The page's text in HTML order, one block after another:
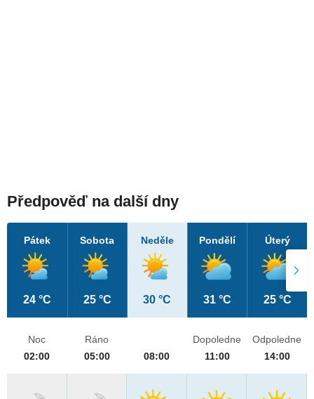
Předpověď na další dny
Pátek
24 °C
Sobota
25 °C
Neděle
30 °C
Pondělí
31 °C
Úterý
25 °C
Noc
02:00
Ráno
05:00
08:00
Dopoledne
11:00
Odpoledne
14:00